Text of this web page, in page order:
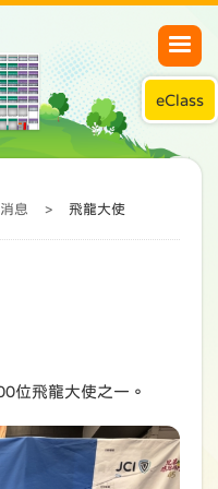
eClass
息 > 飛龍大使
位飛龍大使之一。